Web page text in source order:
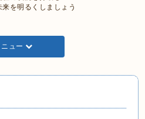
くしましょう
ニュー